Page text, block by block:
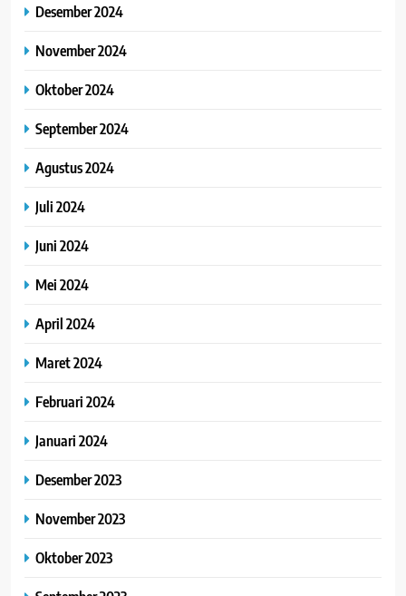
Desember 2024
November 2024
Oktober 2024
September 2024
Agustus 2024
Juli 2024
Juni 2024
Mei 2024
April 2024
Maret 2024
Februari 2024
Januari 2024
Desember 2023
November 2023
Oktober 2023